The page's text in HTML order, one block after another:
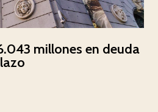
millones en deuda